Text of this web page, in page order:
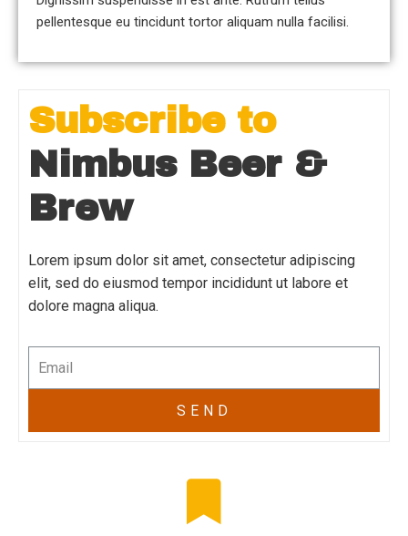
pellentesque eu tincidunt tortor aliquam nulla facilisi.
Subscribe to
Nimbus Beer &
Brew
Lorem ipsum dolor sit amet, consectetur adipiscing
elit, sed do eiusmod tempor incididunt ut labore et
dolore magna aliqua.
SEND